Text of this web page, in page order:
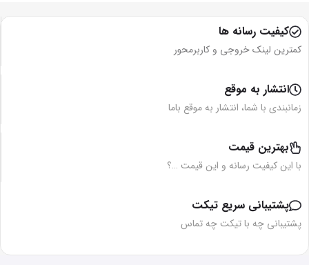
کیفیت رسانه ها
کمترین لینک خروجی و کاربرمحور
انتشار به موقع
زمانبندی با شما، انتشار به موقع باما
بهترین قیمت
با این کیفیت رسانه و این قیمت …؟
پشتیبانی سریع تیکت
پشتیبانی چه با تیکت چه تماس